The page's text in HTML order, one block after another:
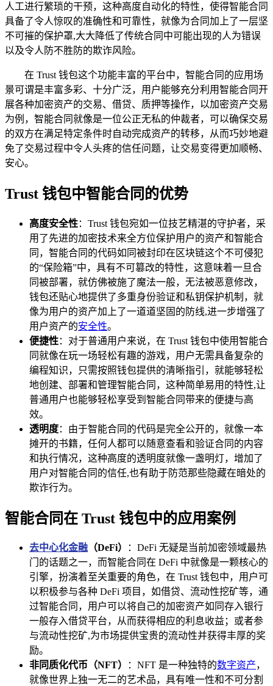
人工进行繁琐的干预，这种高度自动化的特性，使得智能合同
具备了令人惊叹的准确性和可靠性，就像为合同加上了一层坚
不可摧的保护罩,大大降低了传统合同中可能出现的人为错误
以及令人防不胜防的欺诈风险。
在 Trust 钱包这个功能丰富的平台中，智能合同的应用场
景可谓是丰富多彩、十分广泛，用户能够充分利用智能合同开
展各种加密资产的交易、借贷、质押等操作，以加密资产交易
为例，智能合同就像是一位公正无私的仲裁者，可以确保交易
的双方在满足特定条件时自动完成资产的转移，从而巧妙地避
免了交易过程中令人头疼的信任问题，让交易变得更加顺畅、
安心。
Trust 钱包中智能合同的优势
高度安全性：Trust 钱包宛如一位技艺精湛的守护者，采
用了先进的加密技术来全方位保护用户的资产和智能合
同，智能合同的代码如同被封印在区块链这个不可侵犯
的“保险箱”中，具有不可篡改的特性，这意味着一旦合
同被部署，就仿佛被施了魔法一般，无法被恶意修改，
钱包还贴心地提供了多重身份验证和私钥保护机制，就
像为用户的资产加上了一道道坚固的防线,进一步增强了
用户资产的安全性。
便捷性：对于普通用户来说，在 Trust 钱包中使用智能合
同就像在玩一场轻松有趣的游戏，用户无需具备复杂的
编程知识，只需按照钱包提供的清晰指引，就能够轻松
地创建、部署和管理智能合同，这种简单易用的特性,让
普通用户也能够轻松享受到智能合同带来的便捷与高
效。
透明度：由于智能合同的代码是完全公开的，就像一本
摊开的书籍，任何人都可以随意查看和验证合同的内容
和执行情况，这种高度的透明度就像一盏明灯，增加了
用户对智能合同的信任,也有助于防范那些隐藏在暗处的
欺诈行为。
智能合同在 Trust 钱包中的应用案例
去中心化金融 （DeFi）
：DeFi 无疑是当前加密领域最热
门的话题之一，而智能合同在 DeFi 中就像是一颗核心的
引擎，扮演着至关重要的角色，在 Trust 钱包中，用户可
以积极参与各种 DeFi 项目，如借贷、流动性挖矿等，通
过智能合同，用户可以将自己的加密资产如同存入银行
一般存入借贷平台，从而获得相应的利息收益；或者参
与流动性挖矿,为市场提供宝贵的流动性并获得丰厚的奖
励。
非同质化代币（NFT）
：NFT 是一种独特的数字资产，
就像世界上独一无二的艺术品，具有唯一性和不可分割